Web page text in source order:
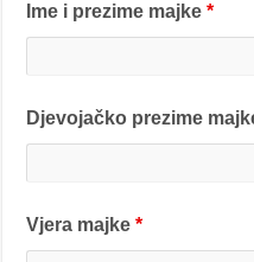
Ime i prezime majke*
Djevojačko prezime
Vjera majke*